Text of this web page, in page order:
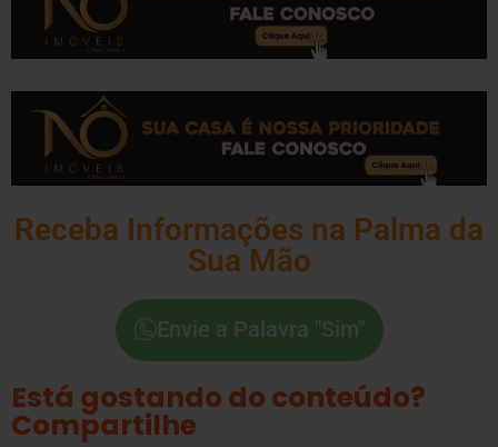
Receba Informações na Palma da
Sua Mão
Envie a Palavra "Sim"
Está gostando do conteúdo?
Compartilhe